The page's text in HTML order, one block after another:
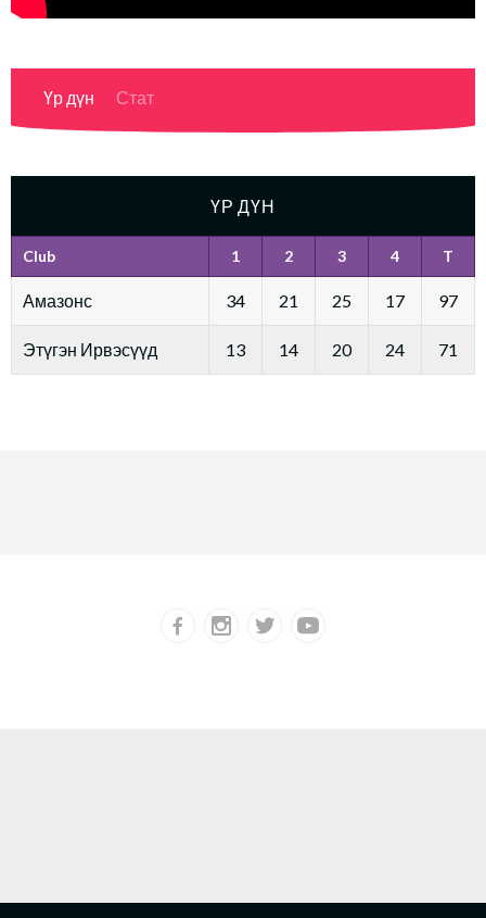
Үр дүн Стат
ҮР ДҮН
Club 1 2 3 4 T
Амазонс 34 21 25 17 97
Этүгэн Ирвэсүүд 13 14 20 24 71